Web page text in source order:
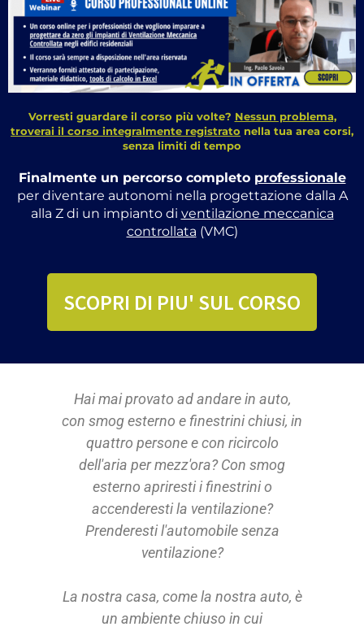
Vorresti guardare il corso più volte? Nessun problema,
troverai il corso integralmente registrato nella tua area corsi,
senza limiti di tempo
Finalmente un percorso completo professionale
per diventare autonomi nella progettazione dalla A
alla Z di un impianto di ventilazione meccanica
controllata (VMC)
SCOPRI DI PIU' SUL CORSO
Hai mai provato ad andare in auto,
con smog esterno e finestrini chiusi, in
quattro persone e con ricircolo
dell'aria per mezz'ora? Con smog
esterno apriresti i finestrini o
accenderesti la ventilazione?
Prenderesti l'automobile senza
ventilazione?
La nostra casa, come la nostra auto, è
un ambiente chiuso in cui